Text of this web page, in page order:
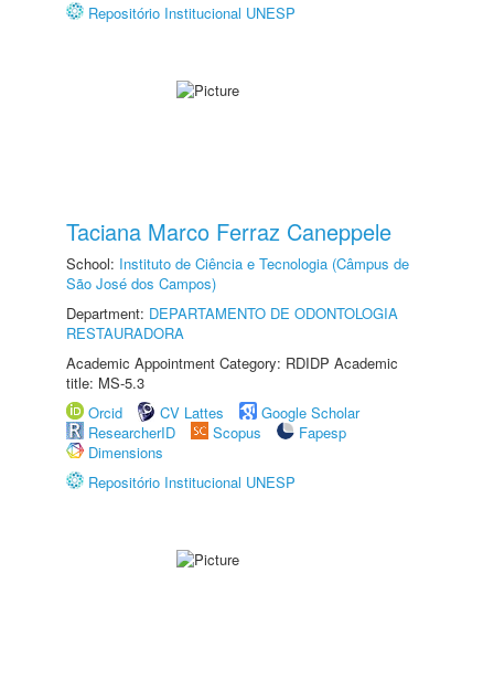
Repositório Institucional UNESP
Taciana Marco Ferraz Caneppele
School: Instituto de Ciência e Tecnologia (Câmpus de
São José dos Campos)
Department: DEPARTAMENTO DE ODONTOLOGIA
RESTAURADORA
Academic Appointment Category: RDIDP Academic
title: MS-5.3
Orcid
CV Lattes
Google Scholar
ResearcherID
Scopus
Fapesp
Dimensions
Repositório Institucional UNESP